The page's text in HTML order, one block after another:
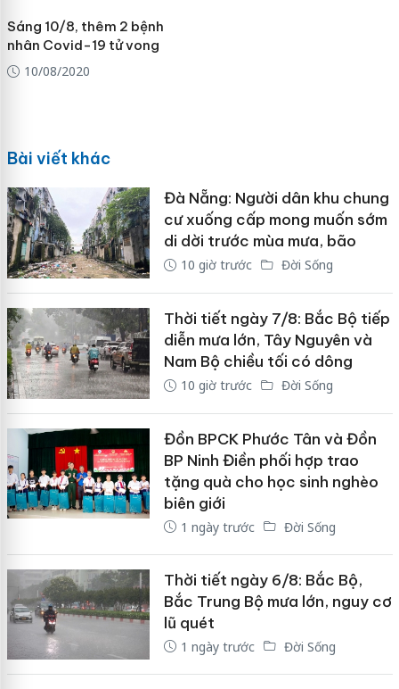
Sáng 10/8, thêm 2 bệnh
nhân Covid-19 tử vong
10/08/2020
Bài viết khác
Đà Nẵng: Người dân khu chung
cư xuống cấp mong muốn sớm
di dời trước mùa mưa, bão
10 giờ trước Đời Sống
Thời tiết ngày 7/8: Bắc Bộ tiếp
diễn mưa lớn, Tây Nguyên và
Nam Bộ chiều tối có dông
10 giờ trước Đời Sống
Đồn BPCK Phước Tân và Đồn
BP Ninh Điền phối hợp trao
tặng quà cho học sinh nghèo
biên giới
1 ngày trước Đời Sống
Thời tiết ngày 6/8: Bắc Bộ,
Bắc Trung Bộ mưa lớn, nguy cơ
lũ quét
1 ngày trước Đời Sống